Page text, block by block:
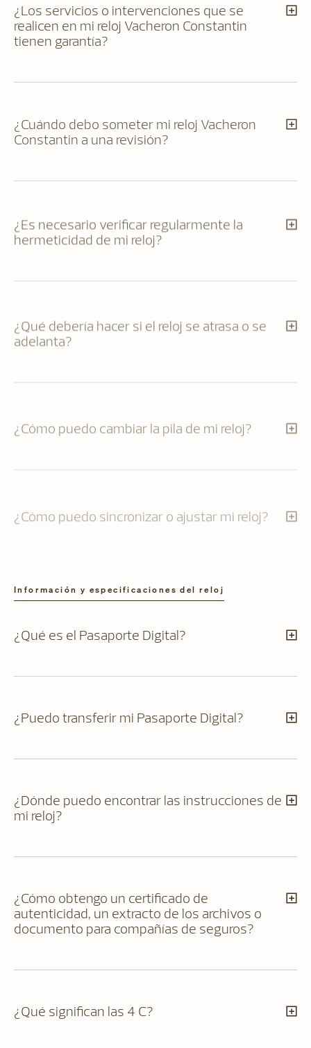
¿Los servicios o intervenciones que se
realicen en mi reloj Vacheron Constantin
tienen garantía?
¿Cuándo debo someter mi reloj Vacheron
Constantin a una revisión?
¿Es necesario verificar regularmente la
hermeticidad de mi reloj?
¿Qué debería hacer si el reloj se atrasa o se
adelanta?
Información y especificaciones del reloj
¿Qué es el Pasaporte Digital?
¿Puedo transferir mi Pasaporte Digital?
¿Dónde puedo encontrar las instrucciones de
mi reloj?
¿Cómo obtengo un certificado de
autenticidad, un extracto de los archivos o
documento para compañías de seguros?
¿Qué significan las 4 C?